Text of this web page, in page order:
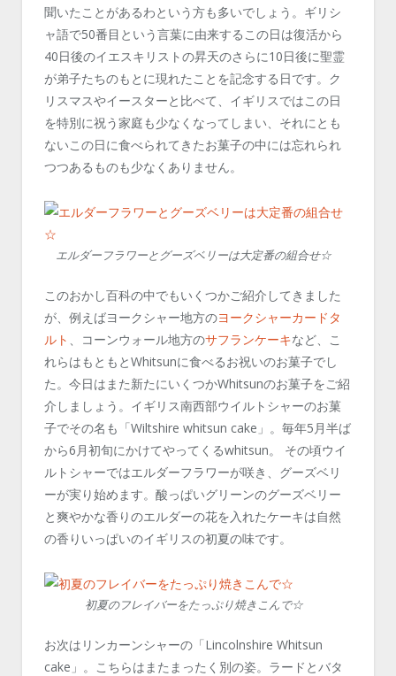
聞いたことがあるわという方も多いでしょう。ギリシ
ャ語で50番目という言葉に由来するこの日は復活から
40日後のイエスキリストの昇天のさらに10日後に聖霊
が弟子たちのもとに現れたことを記念する日です。ク
リスマスやイースターと比べて、イギリスではこの日
を特別に祝う家庭も少なくなってしまい、それにとも
ないこの日に食べられてきたお菓子の中には忘れられ
つつあるものも少なくありません。
エルダーフラワーとグーズベリーは大定番の組合せ☆
このおかし百科の中でもいくつかご紹介してきました
が、例えばヨークシャー地方のヨークシャーカードタ
ルト 、コーンウォール地方のサフランケーキなど、こ
れらはもともとWhitsunに食べるお祝いのお菓子でし
た。今日はまた新たにいくつかWhitsunのお菓子をご紹
介しましょう。イギリス南西部ウイルトシャーのお菓
子でその名も「Wiltshire whitsun cake」。毎年5月半ば
から6月初旬にかけてやってくるwhitsun。 その頃ウイ
ルトシャーではエルダーフラワーが咲き、グーズベリ
ーが実り始めます。酸っぱいグリーンのグーズベリー
と爽やかな香りのエルダーの花を入れたケーキは自然
の香りいっぱいのイギリスの初夏の味です。
初夏のフレイバーをたっぷり焼きこんで☆
お次はリンカーンシャーの「Lincolnshire Whitsun
cake」。こちらはまたまったく別の姿。ラードとバタ